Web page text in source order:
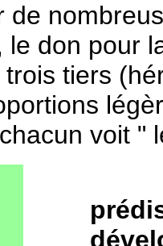
le don pour
tiers
voit